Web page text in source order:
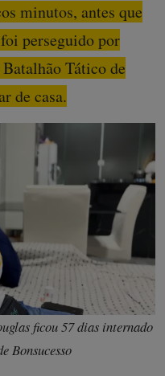
minutos, antes que
perseguido por
Tático de
de casa.
ficou 57 dias internado
Bonsucesso